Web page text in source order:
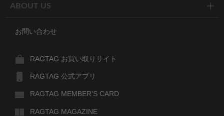
ABOUT US
お問い合わせ
RAGTAG お買い取りサイト
RAGTAG 公式アプリ
RAGTAG MEMBER'S CARD
RAGTAG MAGAZINE